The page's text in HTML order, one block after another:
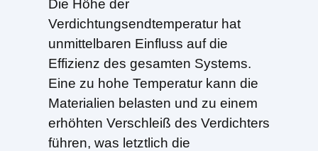
Die Höhe der
Verdichtungsendtemperatur hat
unmittelbaren Einfluss auf die
Effizienz des gesamten Systems.
Eine zu hohe Temperatur kann die
Materialien belasten und zu einem
erhöhten Verschleiß des Verdichters
führen, was letztlich die